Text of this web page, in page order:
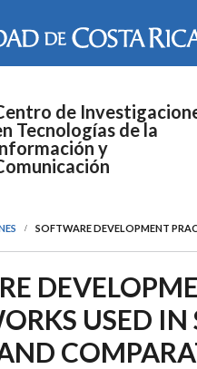
de
Tecnologías de la
y
SOFTWARE DEVELOPMENT
USED